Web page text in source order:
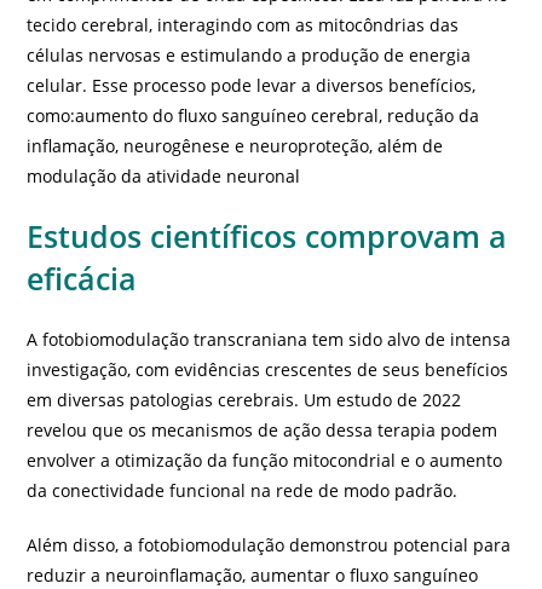
tecido cerebral, interagindo com as mitocôndrias das
células nervosas e estimulando a produção de energia
celular. Esse processo pode levar a diversos benefícios,
como:aumento do fluxo sanguíneo cerebral, redução da
inflamação, neurogênese e neuroproteção, além de
modulação da atividade neuronal
Estudos científicos comprovam a
eficácia
A fotobiomodulação transcraniana tem sido alvo de intensa
investigação, com evidências crescentes de seus benefícios
em diversas patologias cerebrais. Um estudo de 2022
revelou que os mecanismos de ação dessa terapia podem
envolver a otimização da função mitocondrial e o aumento
da conectividade funcional na rede de modo padrão.
Além disso, a fotobiomodulação demonstrou potencial para
reduzir a neuroinflamação, aumentar o fluxo sanguíneo